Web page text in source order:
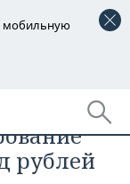
мобильную
рублей